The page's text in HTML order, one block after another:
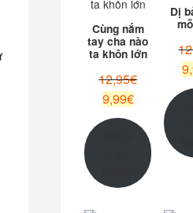
Cùng nắm
tay cha nào
ta khôn lớn
12,95€Le
était :
12,95€.
9,99€Le
actuel
est :
9,99€.
Dị